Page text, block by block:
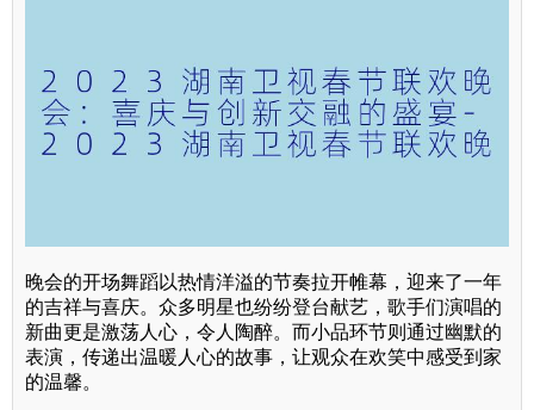
晚会的开场舞蹈以热情洋溢的节奏拉开帷幕，迎来了一年
的吉祥与喜庆。众多明星也纷纷登台献艺，歌手们演唱的
新曲更是激荡人心，令人陶醉。而小品环节则通过幽默的
表演，传递出温暖人心的故事，让观众在欢笑中感受到家
的温馨。